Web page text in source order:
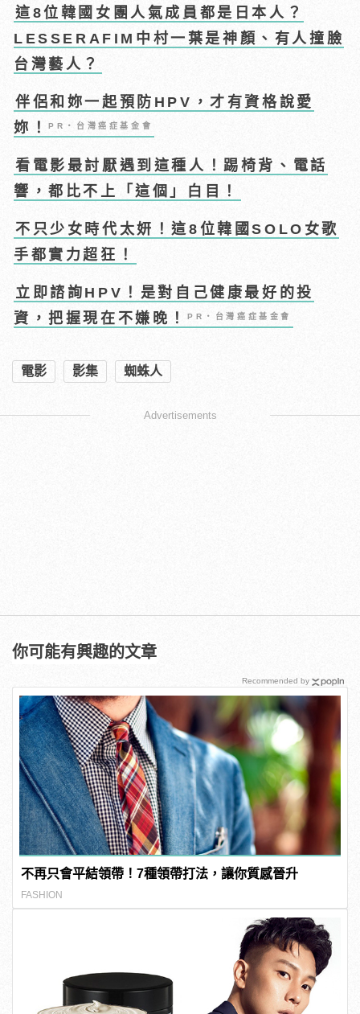
這8位韓國女團人氣成員都是日本人？
LESSERAFIM中村一葉是神顏、有人撞臉
台灣藝人？
伴侶和妳一起預防HPV，才有資格說愛
妳！PR・台灣癌症基金會
看電影最討厭遇到這種人！踢椅背、電話
響，都比不上「這個」白目！
不只少女時代太妍！這8位韓國SOLO女歌
手都實力超狂！
立即諮詢HPV！是對自己健康最好的投
資，把握現在不嫌晚！PR・台灣癌症基金會
電影 影集 蜘蛛人
Advertisements
你可能有興趣的文章
不再只會平結領帶！7種領帶打法，讓你質感晉升
FASHION
Recommended by